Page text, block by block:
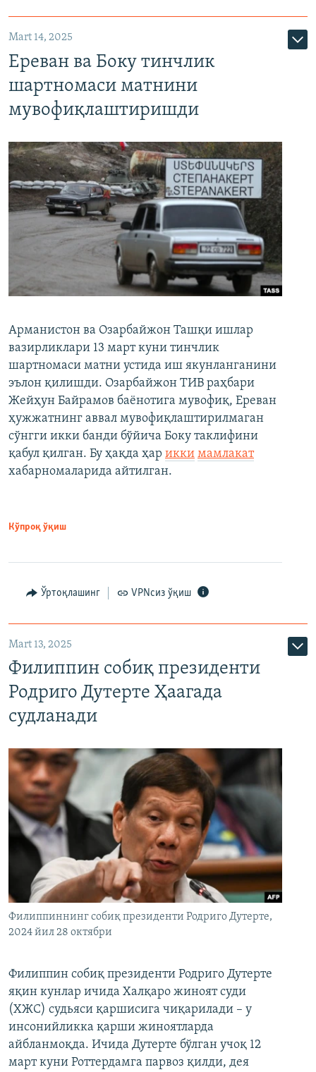
Mart 14, 2025
Ереван ва Боку тинчлик
шартномаси матнини
мувофиқлаштиришди
Арманистон ва Озарбайжон Ташқи ишлар
вазирликлари 13 март куни тинчлик
шартномаси матни устида иш якунланганини
эълон қилишди. Озарбайжон ТИВ раҳбари
Жейҳун Байрамов баёнотига мувофиқ, Ереван
ҳужжатнинг аввал мувофиқлаштирилмаган
сўнгги икки банди бўйича Боку таклифини
қабул қилган. Бу ҳақда ҳар икки мамлакат
хабарномаларида айтилган.
Кўпроқ ўқиш
Ўртоқлашинг VPNсиз ўқиш
Mart 13, 2025
Филиппин собиқ президенти
Родриго Дутерте Ҳаагада
судланади
Филиппиннинг собиқ президенти Родриго Дутерте,
2024 йил 28 октябри
Филиппин собиқ президенти Родриго Дутерте
яқин кунлар ичида Халқаро жиноят суди
(ХЖС) судьяси қаршисига чиқарилади – у
инсонийликка қарши жиноятларда
айбланмоқда. Ичида Дутерте бўлган учоқ 12
март куни Роттердамга парвоз қилди, дея